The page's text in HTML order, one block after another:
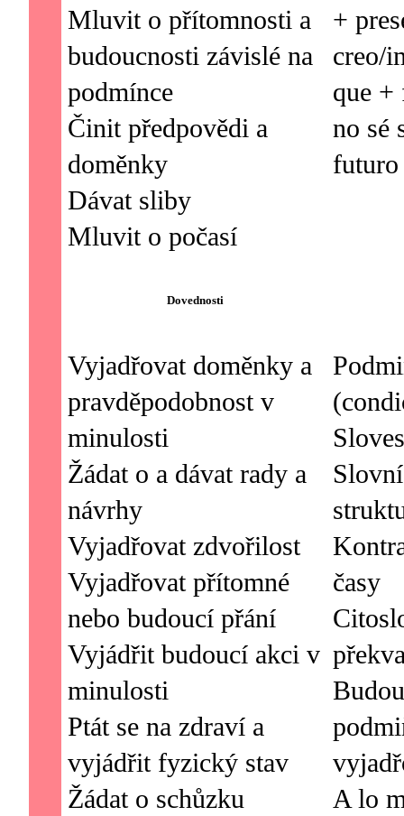
Mluvit o přítomnosti a
budoucnosti závislé na
podmínce
Činit předpovědi a
doměnky
Dávat sliby
+
creo/
que +
no sé
Dovednosti
Vyjadřovat doměnky a
pravděpodobnost v
minulosti
Žádat o a dávat rady a
návrhy
Vyjadřovat zdvořilost
Vyjadřovat přítomné
nebo budoucí přání
Vyjádřit budoucí akci v
minulosti
Ptát se na zdraví a
vyjádřit fyzický stav
Žádat o schůzku
časy
A lo